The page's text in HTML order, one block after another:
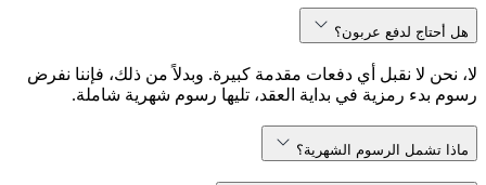
هل أحتاج لدفع عربون؟
لا، نحن لا نقبل أي دفعات مقدمة كبيرة. وبدلاً من ذلك، فإننا نفرض
رسوم بدء رمزية في بداية العقد، تليها رسوم شهرية شاملة.
ماذا تشمل الرسوم الشهرية؟